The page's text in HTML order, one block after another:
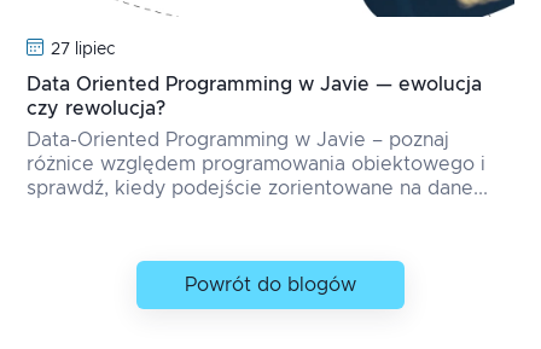
27 lipiec
Data Oriented Programming w Javie — ewolucja
czy rewolucja?
Data-Oriented Programming w Javie – poznaj
różnice względem programowania obiektowego i
sprawdź, kiedy podejście zorientowane na dane...
Powrót do blogów